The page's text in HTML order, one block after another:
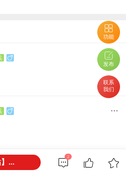
功能
发布
联系
我们
2
...